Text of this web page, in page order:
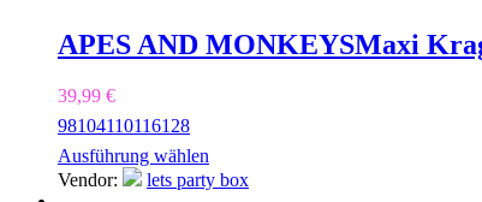
APES AND MONKEYSMaxi
39,99 €
98104110116128
Ausführung wählen
Vendor:
lets party box